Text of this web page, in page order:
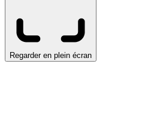
Regarder en plein écran